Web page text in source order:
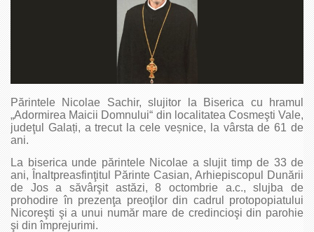
Părintele Nicolae Sachir, slujitor la Biserica cu hramul
„Adormirea Maicii Domnului“ din localitatea Cosmeşti Vale,
judeţul Galați, a trecut la cele veșnice, la vârsta de 61 de
ani.
La biserica unde părintele Nicolae a slujit timp de 33 de
ani, Înaltpreasfinţitul Părinte Casian, Arhiepiscopul Dunării
de Jos a săvârşit astăzi, 8 octombrie a.c., slujba de
prohodire în prezenţa preoţilor din cadrul protopopiatului
Nicoreşti şi a unui număr mare de credincioşi din parohie
şi din împrejurimi.